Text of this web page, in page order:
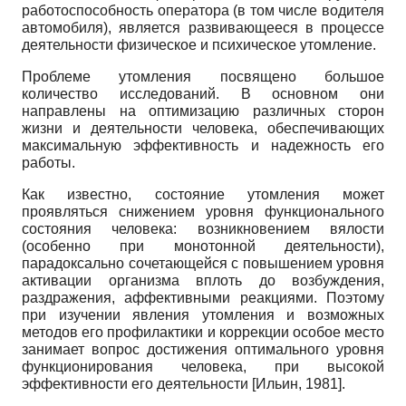
работоспособность оператора (в том числе водителя
автомобиля), является развивающееся в процессе
деятельности физическое и психическое утомление.
Проблеме утомления посвящено большое
количество исследований. В основном они
направлены на оптимизацию различных сторон
жизни и деятельности человека, обеспечивающих
максимальную эффективность и надежность его
работы.
Как известно, состояние утомления может
проявляться снижением уровня функционального
состояния человека: возникновением вялости
(особенно при монотонной деятельности),
парадоксально сочетающейся с повышением уровня
активации организма вплоть до возбуждения,
раздражения, аффективными реакциями. Поэтому
при изучении явления утомления и возможных
методов его профилактики и коррекции особое место
занимает вопрос достижения оптимального уровня
функционирования человека, при высокой
эффективности его деятельности [Ильин, 1981].